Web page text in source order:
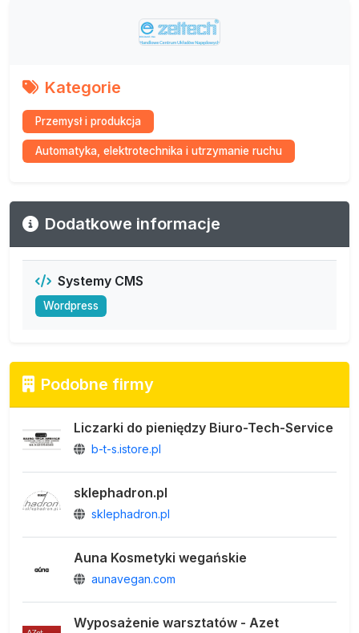
Kategorie
Przemysł i produkcja
Automatyka, elektrotechnika i utrzymanie ruchu
Dodatkowe informacje
Systemy CMS
Wordpress
Podobne firmy
Liczarki do pieniędzy Biuro-Tech-Service
b-t-s.istore.pl
sklephadron.pl
sklephadron.pl
Auna Kosmetyki wegańskie
aunavegan.com
Wyposażenie warsztatów - Azet